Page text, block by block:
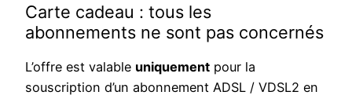
Carte cadeau : tous les
abonnements ne sont pas concernés
L’offre est valable uniquement pour la
souscription d’un abonnement ADSL / VDSL2 en